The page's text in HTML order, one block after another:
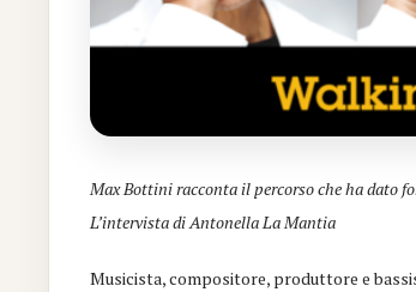
Max Bottini racconta il percorso che ha dato
L’intervista di Antonella La Mantia
Musicista, compositore, produttore e